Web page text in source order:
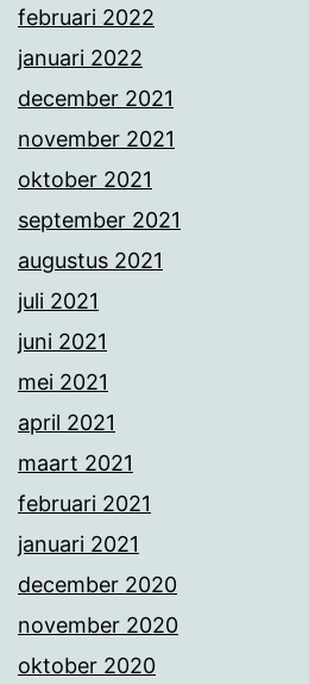
februari 2022
januari 2022
december 2021
november 2021
oktober 2021
september 2021
augustus 2021
juli 2021
juni 2021
mei 2021
april 2021
maart 2021
februari 2021
januari 2021
december 2020
november 2020
oktober 2020